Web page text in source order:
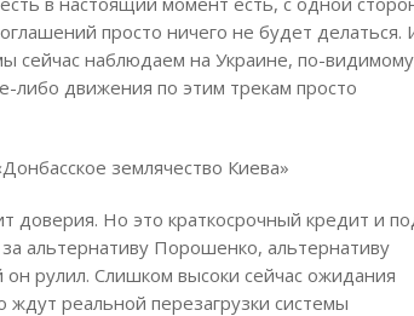
просто ничего не будет делаться.
сейчас наблюдаем на Украине, по-
либо движения по этим трекам просто
землячество Киева»
доверия. Но это краткосрочный кредит и
альтернативу Порошенко, альтернативу
рулил. Слишком высоки сейчас ожидания
ждут реальной перезагрузки системы